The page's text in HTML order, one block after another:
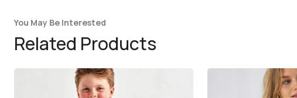
You May Be Interested
Related Products